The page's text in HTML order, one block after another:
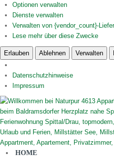
Optionen verwalten
Dienste verwalten
Verwalten von {vendor_count}-
Lese mehr über diese Zwecke
Erlauben Ablehnen Verwalten
Datenschutzhinweise
Impressum
HOME